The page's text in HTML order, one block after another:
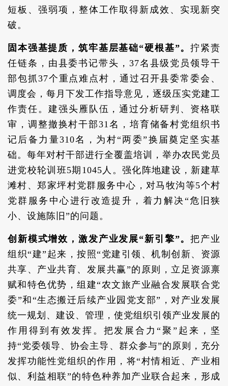
短板、强弱项，整体工作取得新成效、实现新突
破。
固本强基提质，筑牢基层基础“硬根基”。拧紧责
任链条，由县委书记带头，37名县级党员领导干
部包抓37个重点难点村，通过召开县委常委会、
调度会，每月下发工作指导意见，逐级压实党建工
作责任。建强头雁队伍，通过分析研判、资格联
审，调整撤换村干部31名，培育储备村党组织书
记后备力量310名，为村“两委”换届奠定坚实基
础。每年对村干部进行全覆盖培训，举办农民党员
进党校轮训班5期1045人。强化阵地建设，新建草
滩村、郑家坪村党群服务中心，对马牧沟等5个村
党群服务中心进行改造提升，着力解决“危旧狭
小、设施陈旧”的问题。
创新模式增效，激发产业发展“新引擎”。把产业
组织“建”起来，按照“党建引领、机制创新、资源
共享、产业共育、发展共赢”的原则，立足资源禀
赋和特色优势，组建“农文旅产业融合发展联合党
委”和“生态搬迁后续产业园党支部”，对产业发展
统一规划、建设、管理，使党组织引领产业发展的
作用得到有效发挥。把发展合力“聚”起来，坚
持“党委领导、协会主导、群众参与”的原则，充分
发挥功能性党组织的作用，将“村情相近、产业相
似、利益相联”的特色种养加产业联合起来，形成